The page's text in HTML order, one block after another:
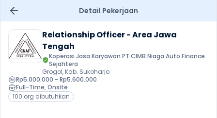
Detail Pekerjaan
Relationship Officer - Area Jawa
Tengah
Koperasi Jasa Karyawan PT CIMB Niaga Auto Finance
Sejahtera
Grogol, Kab. Sukoharjo
Rp5.000.000 - Rp5.600.000
Full-Time, Onsite
100 org dibutuhkan